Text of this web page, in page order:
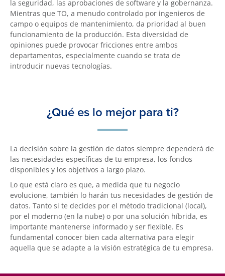
la seguridad, las aprobaciones de software y la gobernanza.
Mientras que TO, a menudo controlado por ingenieros de
campo o equipos de mantenimiento, da prioridad al buen
funcionamiento de la producción. Esta diversidad de
opiniones puede provocar fricciones entre ambos
departamentos, especialmente cuando se trata de
introducir nuevas tecnologías.
¿Qué es lo mejor para ti?
La decisión sobre la gestión de datos siempre dependerá de
las necesidades específicas de tu empresa, los fondos
disponibles y los objetivos a largo plazo.
Lo que está claro es que, a medida que tu negocio
evolucione, también lo harán tus necesidades de gestión de
datos. Tanto si te decides por el método tradicional (local),
por el moderno (en la nube) o por una solución híbrida, es
importante mantenerse informado y ser flexible. Es
fundamental conocer bien cada alternativa para elegir
aquella que se adapte a la visión estratégica de tu empresa.